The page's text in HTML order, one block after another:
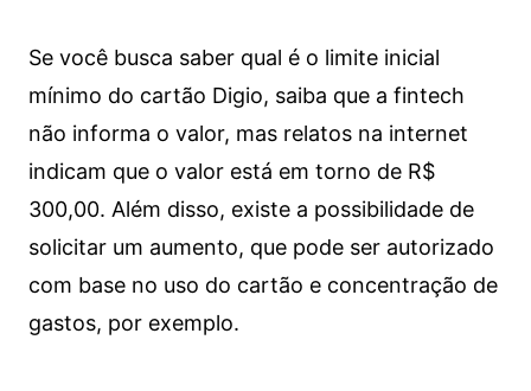
Se você busca saber qual é o limite inicial
mínimo do cartão Digio, saiba que a fintech
não informa o valor, mas relatos na internet
indicam que o valor está em torno de R$
300,00. Além disso, existe a possibilidade de
solicitar um aumento, que pode ser autorizado
com base no uso do cartão e concentração de
gastos, por exemplo.